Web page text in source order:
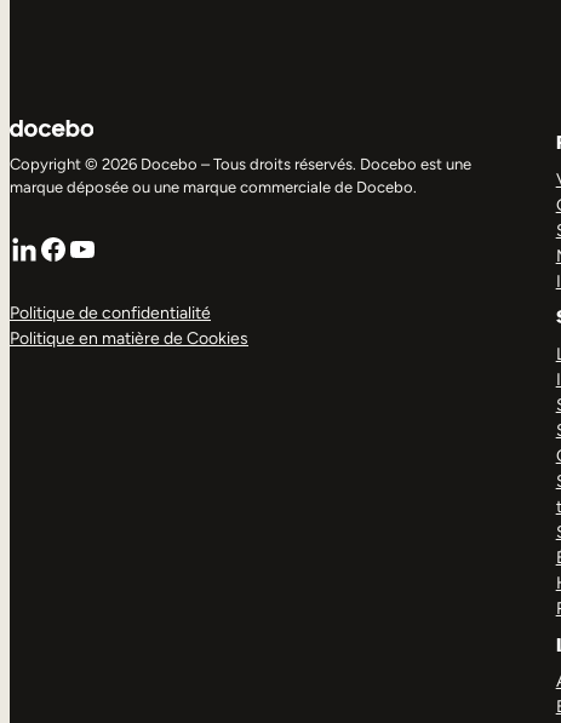
Copyright © 2026 Docebo – Tous droits réservés. Docebo est une
marque déposée ou une marque commerciale de Docebo.
LinkedIn
Facebook
YouTube
Politique de confidentialité
Politique en matière de Cookies